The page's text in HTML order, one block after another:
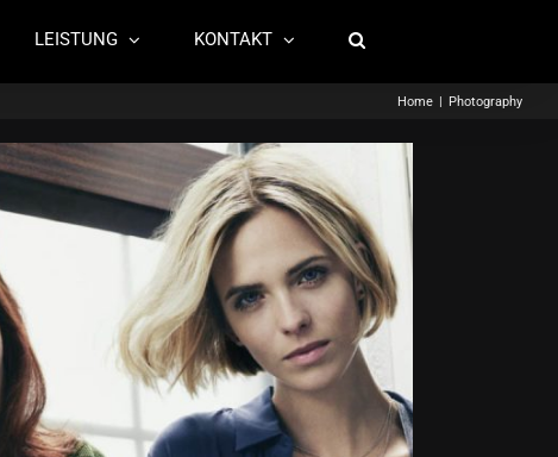
LEISTUNG KONTAKT
Home | Photography